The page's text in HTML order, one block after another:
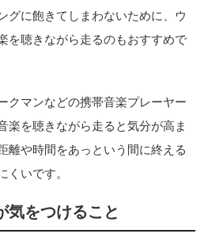
グに飽きてしまわないために、ウ
を聴きながら走るのもおすすめで
クマンなどの携帯音楽プレーヤー
楽を聴きながら走ると気分が高ま
離や時間をあっという間に終える
くいです。
気をつけること